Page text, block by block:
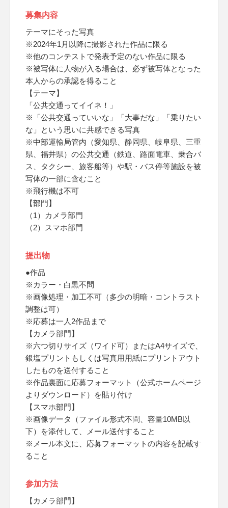
募集内容
テーマにそった写真
※2024年1月以降に撮影された作品に限る
※他のコンテストで発表予定のない作品に限る
※被写体に人物が入る場合は、必ず被写体となった
本人からの承認を得ること
【テーマ】
「公共交通ってイイネ！」
※「公共交通っていいな」「大事だな」「乗りたい
な」という思いに共感できる写真
※中部運輸局管内（愛知県、静岡県、岐阜県、三重
県、福井県）の公共交通（鉄道、路面電車、乗合バ
ス、タクシー、旅客船等）や駅・バス停等施設を被
写体の一部に含むこと
※飛行機は不可
【部門】
（1）カメラ部門
（2）スマホ部門
提出物
●作品
※カラー・白黒不問
※画像処理・加工不可（多少の明暗・コントラスト
調整は可）
※応募は一人2作品まで
【カメラ部門】
※六つ切りサイズ（ワイド可）またはA4サイズで、
銀塩プリントもしくは写真用用紙にプリントアウト
したものを送付すること
※作品裏面に応募フォーマット（公式ホームページ
よりダウンロード）を貼り付け
【スマホ部門】
※画像データ（ファイル形式不問、容量10MB以
下）を添付して、メール送付すること
※メール本文に、応募フォーマットの内容を記載す
ること
参加方法
【カメラ部門】